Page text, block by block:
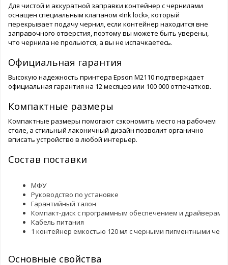
Для чистой и аккуратной заправки контейнер с чернилами
оснащен специальным клапаном «Ink lock», который
перекрывает подачу чернил, если контейнер находится вне
заправочного отверстия, поэтому вы можете быть уверены,
что чернила не прольются, а вы не испачкаетесь.
Официальная гарантия
Высокую надежность принтера Epson M2110 подтверждает
официальная гарантия на 12 месяцев или 100 000 отпечатков.
Компактные размеры
Компактные размеры помогают сэкономить место на рабочем
столе, а стильный лаконичный дизайн позволит органично
вписать устройство в любой интерьер.
Состав поставки
МФУ
Руководство по установке
Гарантийный талон
Компакт-диск с программным обеспечением и драйверами
Кабель питания
1 контейнер емкостью 120 мл с черными пигментными
Основные свойства